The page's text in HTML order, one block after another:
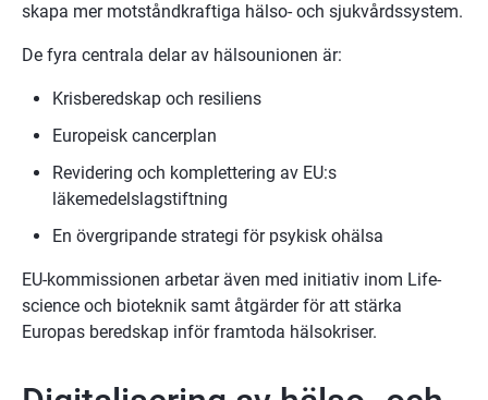
skapa mer motståndkraftiga hälso- och sjukvårdssystem.
De fyra centrala delar av hälsounionen är:
Krisberedskap och resiliens
Europeisk cancerplan
Revidering och komplettering av EU:s
läkemedelslagstiftning
En övergripande strategi för psykisk ohälsa
EU-kommissionen arbetar även med initiativ inom Life-
science och bioteknik samt åtgärder för att stärka
Europas beredskap inför framtoda hälsokriser.